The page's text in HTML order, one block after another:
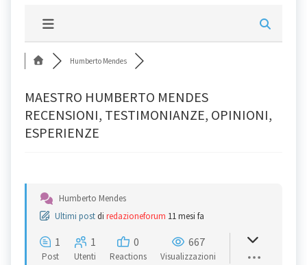
Humberto Mendes
MAESTRO HUMBERTO MENDES
RECENSIONI, TESTIMONIANZE, OPINIONI,
ESPERIENZE
Humberto Mendes
Ultimi post di redazioneforum 11 mesi fa
1
Post
1
Utenti
0
Reactions
667
Visualizzazioni